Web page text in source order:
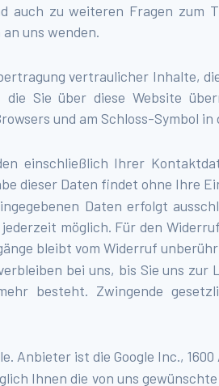
auch zu weiteren Fragen
uns wenden.
vertraulicher Inhalte,
die Sie über diese Website
und am Schloss-Symbol in
einschließlich Ihrer
dieser Daten findet ohne Ihre
Daten erfolgt
möglich. Für den
bleibt vom Widerruf
bei uns, bis Sie uns
besteht. Zwingende
Anbieter ist die Google Inc.,
Ihnen die von uns